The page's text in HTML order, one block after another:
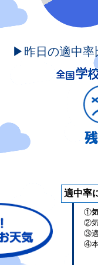
▶昨日の適中率
適中率
①
②気
③適
④本